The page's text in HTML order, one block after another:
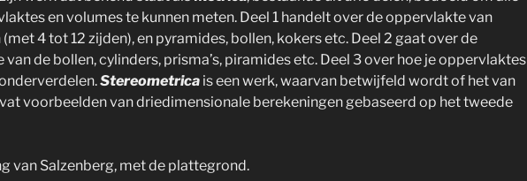
en volumes te kunnen meten. Deel 1 handelt over de oppervlakte van
4 tot 12 zijden), en pyramides, bollen, kokers etc. Deel 2 gaat over de
de bollen, cylinders, prisma’s, piramides etc. Deel 3 over hoe je oppervlaktes
Stereometrica is een werk, waarvan betwijfeld wordt of het van
voorbeelden van driedimensionale berekeningen gebaseerd op het tweede
van Salzenberg, met de plattegrond.